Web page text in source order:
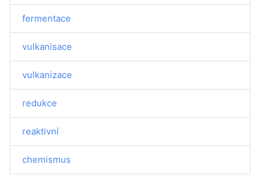
fermentace
vulkanisace
vulkanizace
redukce
reaktivní
chemismus